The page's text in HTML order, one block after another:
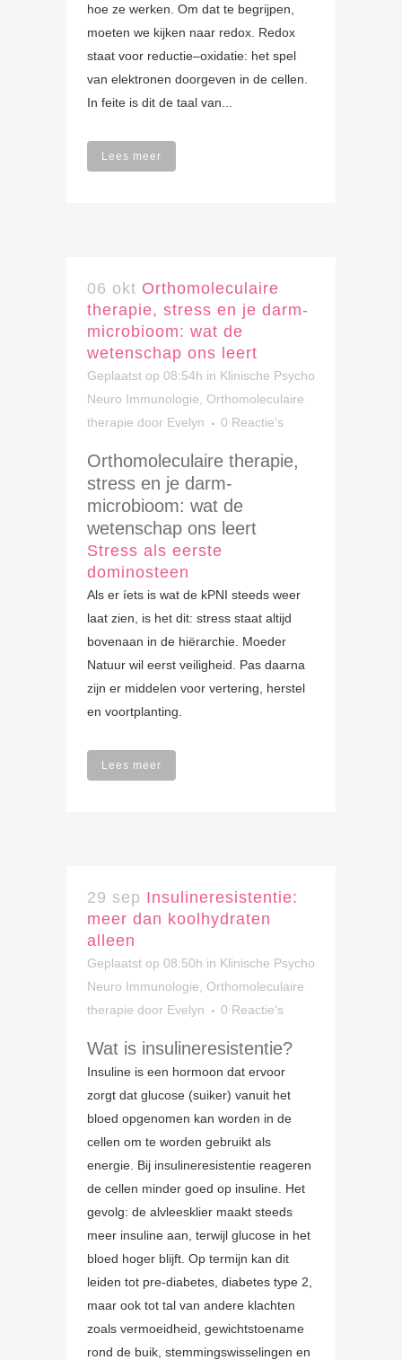
hoe ze werken. Om dat te begrijpen,
moeten we kijken naar redox. Redox
staat voor reductie–oxidatie: het spel
van elektronen doorgeven in de cellen.
In feite is dit de taal van...
Lees meer
06 okt Orthomoleculaire
therapie, stress en je darm-
microbioom: wat de
wetenschap ons leert
Geplaatst op 08:54h in Klinische Psycho
Neuro Immunologie
Orthomoleculaire
therapie door Evelyn 0 Reactie's
Orthomoleculaire therapie,
stress en je darm-
microbioom: wat de
wetenschap ons leert
Stress als eerste
dominosteen
Als er íets is wat de kPNI steeds weer
laat zien, is het dit: stress staat altijd
bovenaan in de hiërarchie. Moeder
Natuur wil eerst veiligheid. Pas daarna
zijn er middelen voor vertering, herstel
en voortplanting.
Lees meer
29 sep Insulineresistentie:
meer dan koolhydraten
alleen
Geplaatst op 08:50h in Klinische Psycho
Neuro Immunologie
Orthomoleculaire
therapie door Evelyn 0 Reactie's
Wat is insulineresistentie?
Insuline is een hormoon dat ervoor
zorgt dat glucose (suiker) vanuit het
bloed opgenomen kan worden in de
cellen om te worden gebruikt als
energie. Bij insulineresistentie reageren
de cellen minder goed op insuline. Het
gevolg: de alvleesklier maakt steeds
meer insuline aan, terwijl glucose in het
bloed hoger blijft. Op termijn kan dit
leiden tot pre-diabetes, diabetes type 2,
maar ook tot tal van andere klachten
zoals vermoeidheid, gewichtstoename
rond de buik, stemmingswisselingen en